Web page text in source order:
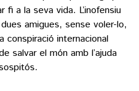
fi a la seva vida. L’inofensiu
amigues, sense voler-lo,
conspiració internacional
salvar el món amb l’ajuda